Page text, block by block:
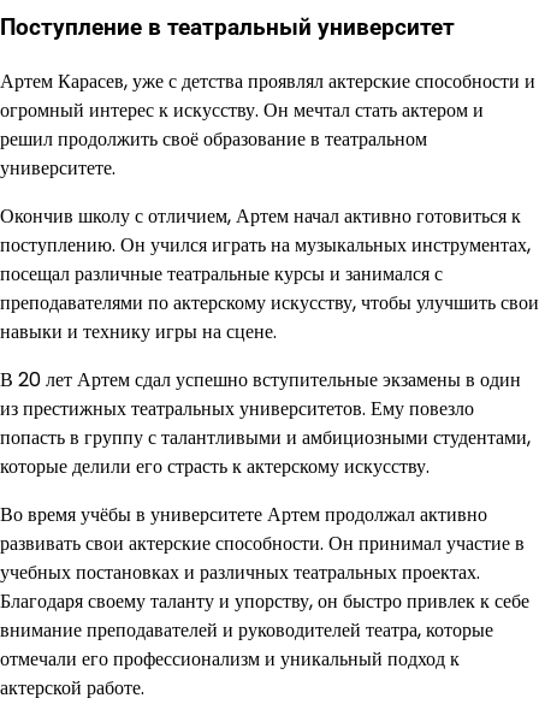
Поступление в театральный университет
Артем Карасев, уже с детства проявлял актерские способности и
огромный интерес к искусству. Он мечтал стать актером и
решил продолжить своё образование в театральном
университете.
Окончив школу с отличием, Артем начал активно готовиться к
поступлению. Он учился играть на музыкальных инструментах,
посещал различные театральные курсы и занимался с
преподавателями по актерскому искусству, чтобы улучшить свои
навыки и технику игры на сцене.
В 20 лет Артем сдал успешно вступительные экзамены в один
из престижных театральных университетов. Ему повезло
попасть в группу с талантливыми и амбициозными студентами,
которые делили его страсть к актерскому искусству.
Во время учёбы в университете Артем продолжал активно
развивать свои актерские способности. Он принимал участие в
учебных постановках и различных театральных проектах.
Благодаря своему таланту и упорству, он быстро привлек к себе
внимание преподавателей и руководителей театра, которые
отмечали его профессионализм и уникальный подход к
актерской работе.